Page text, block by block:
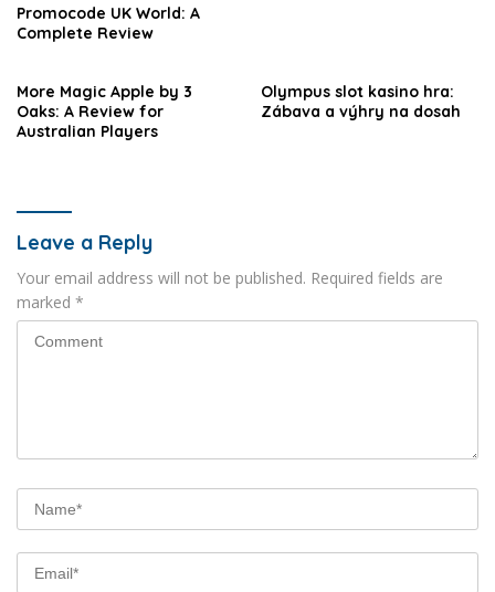
Promocode UK World: A
Complete Review
More Magic Apple by 3
Oaks: A Review for
Australian Players
Olympus slot kasino hra:
Zábava a výhry na dosah
Leave a Reply
Your email address will not be published. Required fields are
marked *